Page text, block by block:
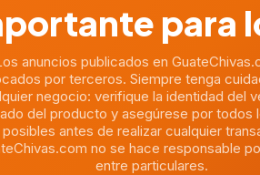
para
anuncios publicados en
por terceros. Siempre tenga
negocio: verifique la identidad del
del producto y asegúrese por todos
posibles antes de realizar cualquier
no se hace responsable
entre particulares.